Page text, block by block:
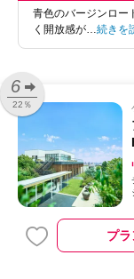
青色のバージンロー
く開放感が…続きを
6
22％
プ